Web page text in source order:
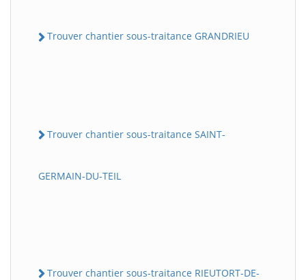
Trouver chantier sous-traitance GRANDRIEU
Trouver chantier sous-traitance SAINT-
GERMAIN-DU-TEIL
Trouver chantier sous-traitance RIEUTORT-DE-